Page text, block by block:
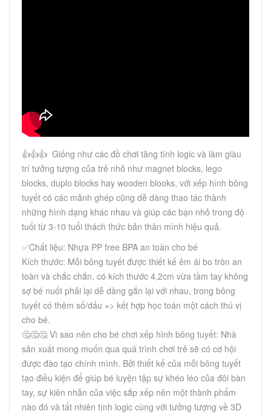
👍👍👍 Giống như các đồ chơi tăng tính logic và làm giàu
trí tưởng tượng của trẻ nhỏ như magnet blocks, lego
blocks, duplo blocks hay wooden blooks, với xếp hình bông
tuyết có các mảnh ghép cũng dễ dàng thao tác thành
những hình dạng khác nhau và giúp các bạn nhỏ trong độ
tuổi từ 3-10 tuổi thách thức bản thân mình hiệu quả.
✅Chất liệu: Nhựa PP free BPA an toàn cho bé
Kích thước: Mỗi bông tuyết được thiết kế êm ái bo tròn an
toàn và chắc chắn, có kích thước 4,2cm vừa tầm tay không
sợ bé nuốt phải lại dễ dàng gắn lại với nhau, trong bông
tuyết có thêm số/dấu => kết hợp học toán một cách thú vị
cho bé.
🤔🤔🤔 Vì sao nên cho bé chơi xếp hình bông tuyết: Nhà
sản xuất mong muốn qua quá trình chơi trẻ sẽ có cơ hội
được đào tạo chính mình. Bởi thiết kế của mỗi bông tuyết
tạo điều kiện để giúp bé luyện tập sự khéo léo của đôi bàn
tay, sự kiên nhẫn của việc sắp xếp nên một thành phẩm
nào đó và tất nhiên tính logic cùng với tưởng tượng về 3D